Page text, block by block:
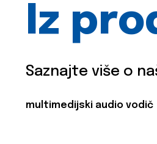
Iz
Saznajte više o
multimedijski audio vodič